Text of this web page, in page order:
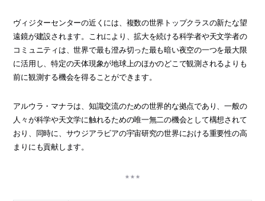
ヴィジターセンターの近くには、複数の世界トップクラスの新たな望
遠鏡が建設されます。これにより、拡大を続ける科学者や天文学者の
コミュニティは、世界で最も澄み切った最も暗い夜空の一つを最大限
に活用し、特定の天体現象が地球上のほかのどこで観測されるよりも
前に観測する機会を得ることができます。
アルウラ・マナラは、知識交流のための世界的な拠点であり、一般の
人々が科学や天文学に触れるための唯一無二の機会として構想されて
おり、同時に、サウジアラビアの宇宙研究の世界における重要性の高
まりにも貢献します。